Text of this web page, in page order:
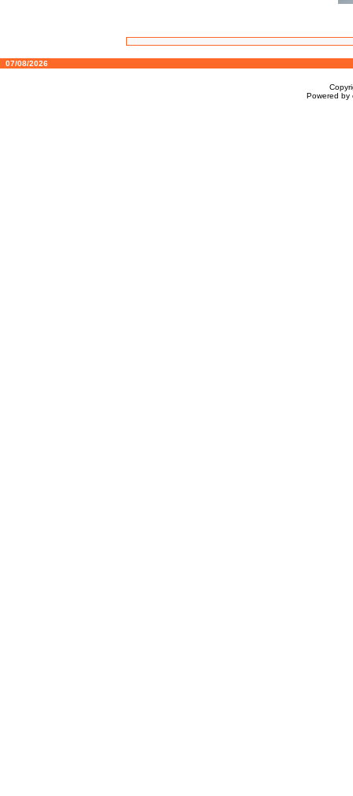
07/08/2026
Powered by